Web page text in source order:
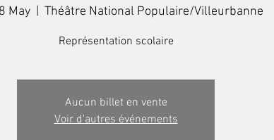
May Théâtre National Populaire/Villeurbanne
Représentation scolaire
Aucun billet en vente
Voir d'autres événements